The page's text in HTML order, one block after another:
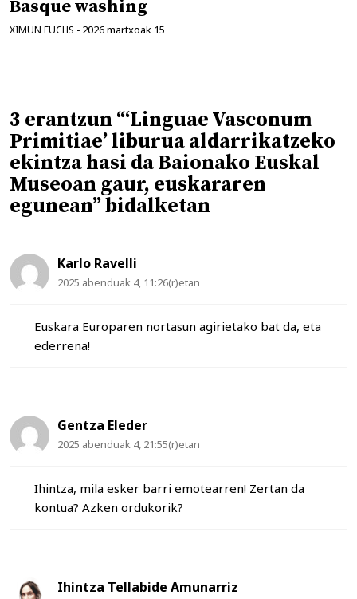
Basque washing
XIMUN FUCHS - 2026 martxoak 15
3 erantzun “‘Linguae Vasconum
Primitiae’ liburua aldarrikatzeko
ekintza hasi da Baionako Euskal
Museoan gaur, euskararen
egunean” bidalketan
Karlo Ravelli
2025 abenduak 4, 11:26(r)etan
Euskara Europaren nortasun agirietako bat da, eta
ederrena!
Gentza Eleder
2025 abenduak 4, 21:55(r)etan
Ihintza, mila esker barri emotearren! Zertan da
kontua? Azken ordukorik?
Ihintza Tellabide Amunarriz